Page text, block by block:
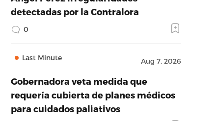
detectadas por la Contralora
0
Last Minute Aug 7, 2026
Gobernadora veta medida que
requería cubierta de planes médicos
para cuidados paliativos